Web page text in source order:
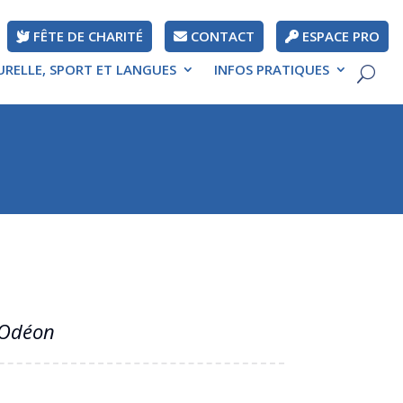
FÊTE DE CHARITÉ CONTACT
ESPACE PRO
SPORT ET LANGUES
INFOS PRATIQUES